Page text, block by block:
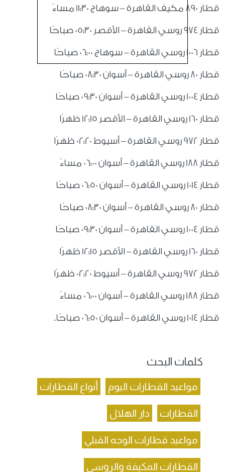
قطار 890 مكيف القاهرة – سوهاج 11:30 مساءً
قطار 974 روسي القاهرة – الأقصر 05:30 صباحًا
قطار 1006 روسي القاهرة – سوهاج 06:00 صباحًا
قطار 80 روسي القاهرة – أسوان 08:30 صباحًا
قطار 1004 روسي القاهرة – أسوان 09:30 صباحًا
قطار 160 روسي القاهرة – الأقصر 12:15 ظهرًا
قطار 972 روسي القاهرة – أسيوط 02:20 ظهرًا
قطار 188 روسي القاهرة – أسوان 06:00 مساءً
قطار 1014 روسي القاهرة – أسوان 06:50 صباحًا
قطار 80 روسي القاهرة – أسوان 08:30 صباحًا
قطار 1004 روسي القاهرة – أسوان 09:30 صباحًا
قطار 160 روسي القاهرة – الأقصر 12:15 ظهرًا
قطار 972 روسي القاهرة – أسيوط 02:20 ظهرًا
قطار 188 روسي القاهرة – أسوان 06:00 مساءً
قطار 1014 روسي القاهرة – أسوان 06:50 صباحًا.
كلمات البحث
مواعيد القطارات اليوم أنواع القطارات
القطارات دار الهلال
مواعيد قطارات الوجه القبلي
القطارات المكيفة والروسي